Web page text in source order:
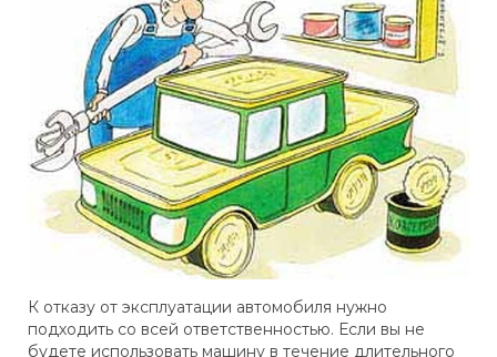
К отказу от эксплуатации автомобиля нужно
подходить со всей ответственностью. Если вы не
будете использовать машину в течение длительного